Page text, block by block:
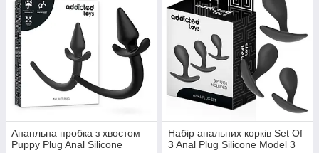
Ананльна пробка з хвостом
Puppy Plug Anal Silicone
Набір анальних корків Set Of
3 Anal Plug Silicone Model 3